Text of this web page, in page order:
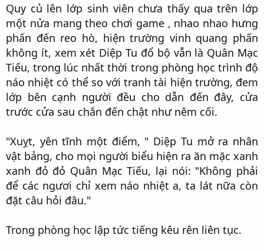
Quy củ lên lớp sinh viên chưa thấy qua trên lớp
một nửa mang theo chơi game , nhao nhao hưng
phấn đến reo hò, hiện trường vinh quang phấn
không ít, xem xét Diệp Tu đổ bộ vẫn là Quân Mạc
Tiếu, trong lúc nhất thời trong phòng học trình độ
náo nhiệt có thể so với tranh tài hiện trường, đem
lớp bên cạnh người đều cho dẫn đến đây, cửa
trước cửa sau chắn đến chật như nêm cối.​
"Xuỵt, yên tĩnh một điểm, " Diệp Tu mở ra nhân
vật bảng, cho mọi người biểu hiện ra ăn mặc xanh
xanh đỏ đỏ Quân Mạc Tiếu, lại nói: "Không phải
để các ngươi chỉ xem náo nhiệt a, ta lát nữa còn
đặt câu hỏi đâu."​
Trong phòng học lập tức tiếng kêu rên liên tục.​